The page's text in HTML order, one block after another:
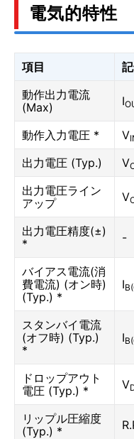
電気的特性
項目
動作出力電流
(Max)
I
動作入力電圧 * V
出力電圧 (Typ.)
V
出力電圧ライン
アップ
V
出力電圧精度(±)
*
-
バイアス電流(消
費電流) (オン時)
(Typ.) *
I
スタンバイ電流
(オフ時) (Typ.)
*
I
ドロップアウト
電圧 (Typ.) *
V
リップル圧縮度
(Typ.) *